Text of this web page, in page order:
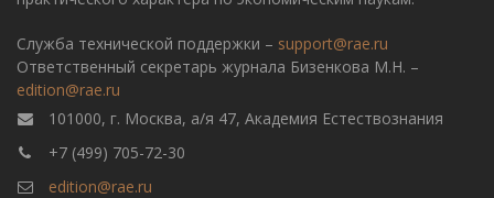
Служба технической поддержки – support@rae.ru
Ответственный секретарь журнала Бизенкова М.Н. –
edition@rae.ru
101000, г. Москва, а/я 47, Академия Естествознания
+7 (499) 705-72-30
edition@rae.ru